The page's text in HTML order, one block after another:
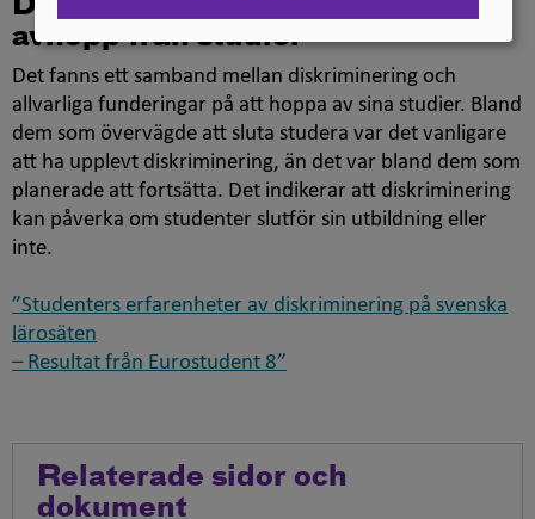
Diskriminering kan leda till
avhopp från studier
Det fanns ett samband mellan diskriminering och
allvarliga funderingar på att hoppa av sina studier. Bland
dem som övervägde att sluta studera var det vanligare
att ha upplevt diskriminering, än det var bland dem som
planerade att fortsätta. Det indikerar att diskriminering
kan påverka om studenter slutför sin utbildning eller
inte.
”Studenters erfarenheter av diskriminering på svenska
lärosäten
– Resultat från Eurostudent 8”
Relaterade sidor och
dokument